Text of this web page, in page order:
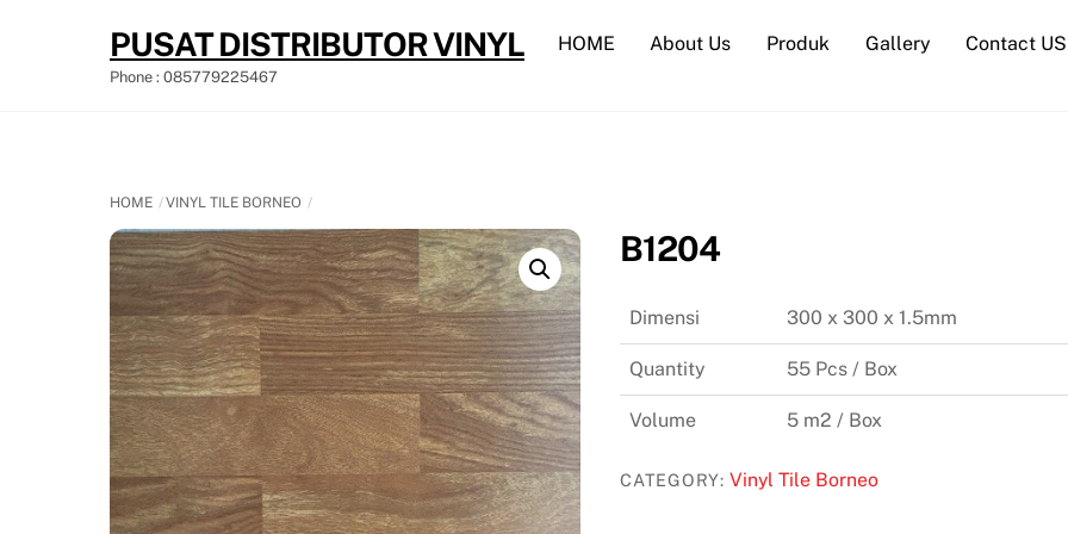
PUSAT DISTRIBUTOR VINYL
Phone : 085779225467
HOME About Us Produk Gallery Contact US
HOME VINYL TILE BORNEO
B1204
Dimensi 300 x 300 x 1.5mm
Quantity 55 Pcs / Box
Volume 5 m2 / Box
CATEGORY:Vinyl Tile Borneo